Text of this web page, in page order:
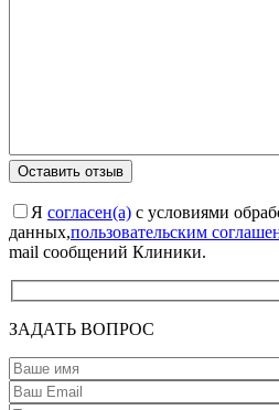
Я согласен(а) с условиями
данных,пользовательским
mail сообщений Клиники.
ЗАДАТЬ ВОПРОС